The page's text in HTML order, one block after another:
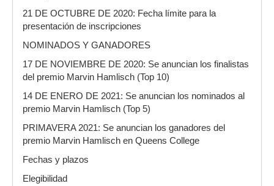
21 DE OCTUBRE DE 2020: Fecha límite para la
presentación de inscripciones
NOMINADOS Y GANADORES
17 DE NOVIEMBRE DE 2020: Se anuncian los finalistas
del premio Marvin Hamlisch (Top 10)
14 DE ENERO DE 2021: Se anuncian los nominados al
premio Marvin Hamlisch (Top 5)
PRIMAVERA 2021: Se anuncian los ganadores del
premio Marvin Hamlisch en Queens College
Fechas y plazos
Elegibilidad